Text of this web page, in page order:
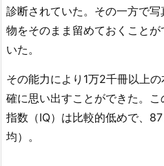
診断されていた。その一方で
物をそのまま留めておくこと
いた。
その能力により1万2千冊以上
確に思い出すことができた。
指数（IQ）は比較的低めで、
均）。